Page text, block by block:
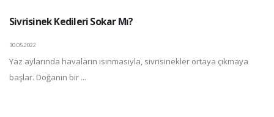
Sivrisinek Kedileri Sokar Mı?
30.05.2022
Yaz aylarında havaların ısınmasıyla, sivrisinekler ortaya çıkmaya
başlar. Doğanın bir ...